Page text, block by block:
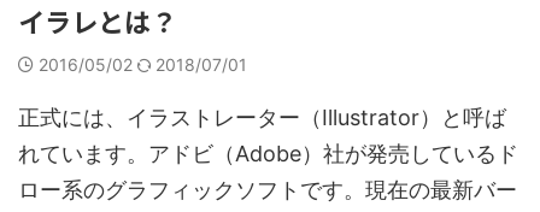
イラレとは？
2016/05/02 2018/07/01
正式には、イラストレーター（Illustrator）と呼ば
れています。アドビ（Adobe）社が発売しているド
ロー系のグラフィックソフトです。現在の最新バー